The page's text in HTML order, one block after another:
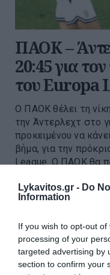
Lykavitos.gr - Do
Information
If you wish to opt-out
processing of your
targeted advertising by
section to confirm your
ΠΑΟΚ –
20:45 για
του Europa
Ο ΠΑΟΚ θέλει τη
την Άντερλεχτ στο
προκειμένου να
βήμα, για την
League. Ο ΠΑΟΚ θα